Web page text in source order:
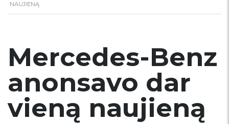
NAUJIENĄ
Mercedes-Benz
anonsavo dar
vieną naujieną